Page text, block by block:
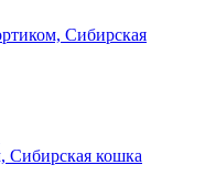
Сибирская